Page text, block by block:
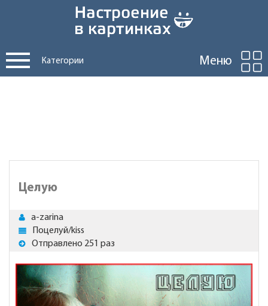
Категории Меню
Целую
a-zarina
Поцелуй/kiss
Отправлено 251 раз